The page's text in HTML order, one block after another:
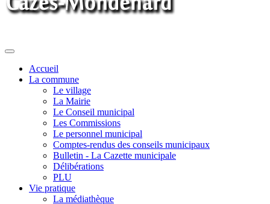
Toggle
navigationAccueil
La commune
Le village
La Mairie
Le Conseil municipal
Les Commissions
Le personnel municipal
Comptes-rendus des conseils municipaux
Bulletin - La Cazette municipale
Délibérations
PLU
Vie pratique
La médiathèque